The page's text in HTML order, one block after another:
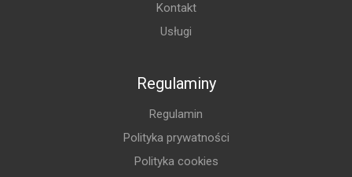
Kontakt
Usługi
Regulaminy
Regulamin
Polityka prywatności
Polityka cookies